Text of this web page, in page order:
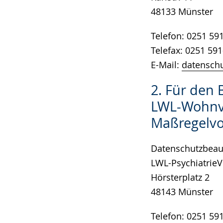
48133 Münster
Telefon: 0251
Telefax: 0251
E-Mail:
2. Für den
LWL-
LWL-
Hörsterplatz 2
48143 Münster
Telefon: 0251